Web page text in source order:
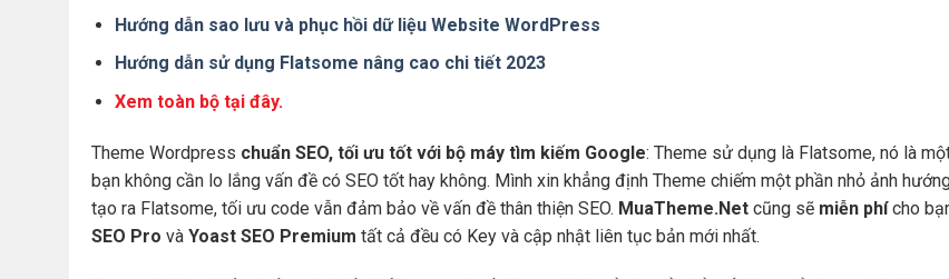
Hướng dẫn sao lưu và phục hồi dữ liệu Website WordPress
Hướng dẫn sử dụng Flatsome nâng cao chi tiết 2023
Xem toàn bộ tại đây.
Theme Wordpress chuẩn SEO, tối ưu tốt với bộ máy tìm kiếm Google: Theme sử dụng là Flatsome, nó là
bạn không cần lo lắng vấn đề có SEO tốt hay không. Mình xin khẳng định Theme chiếm một phần nhỏ ảnh
tạo ra Flatsome, tối ưu code vẫn đảm bảo về vấn đề thân thiện SEO. MuaTheme.Net cũng sẽ miễn phícho
SEO Pro và Yoast SEO Premium tất cả đều có Key và cập nhật liên tục bản mới nhất.